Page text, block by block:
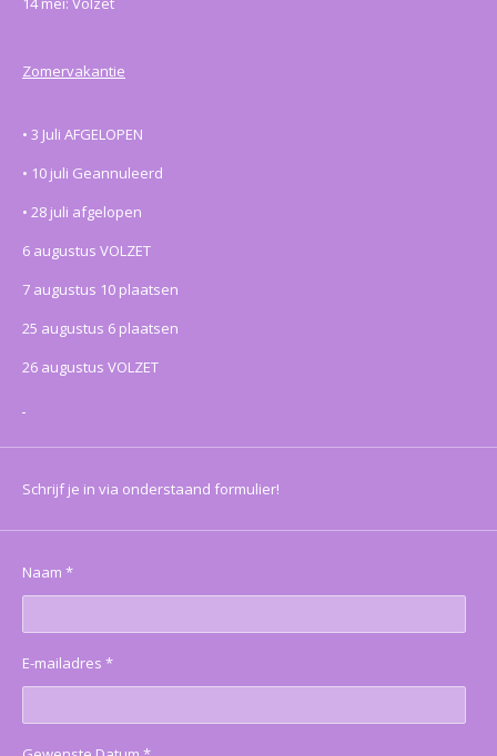
Zomervakantie
• 3 Juli AFGELOPEN
• 10 juli Geannuleerd
• 28 juli afgelopen
6 augustus VOLZET
7 augustus 10 plaatsen
25 augustus 6 plaatsen
26 augustus VOLZET
Schrijf je in via onderstaand formulier!
Naam *
E-mailadres *